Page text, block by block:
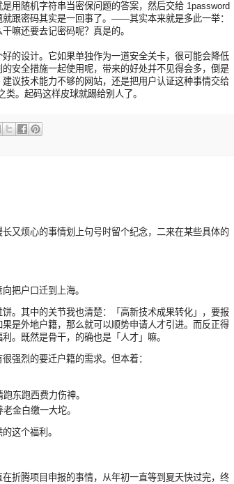
用随机字符串当密保问题的答案，然后交给 1password
跟密码其实是一回事了。——其实本来就是多此一举：
嘛还要去记密码呢？真是的。
的设计。它如果单独作为一道安全关卡，很可能会降低
安全措施一起使用呢，带来的好处并不见得会多，倒是
议技术能力不够的网站，还是把用户认证这种事情交给
。起码这样皮球就踢给别人了。
又烦心的事情划上句号时留个纪念，二来在某些具体的
把户口迁到上海。
。其中的关节我也清楚：「高新技术成果转化」，要报
是外地户籍，那么就可以顺势申请人才引进。而反正得
。既然是骨干，的确也是「人才」嘛。
强烈的要迁户籍的需求。但本着：
东跑西费力伤神。
金白缴一大坨。
这个福利。
折腾项目申报的事情，从年初一直等到夏天快过完，终